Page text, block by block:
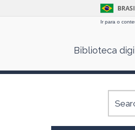
Ir para o
Biblioteca